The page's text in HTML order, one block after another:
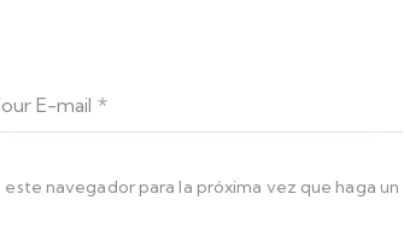
navegador para la próxima vez que haga un